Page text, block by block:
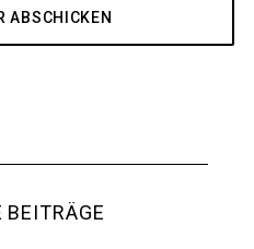
BEITRÄGE